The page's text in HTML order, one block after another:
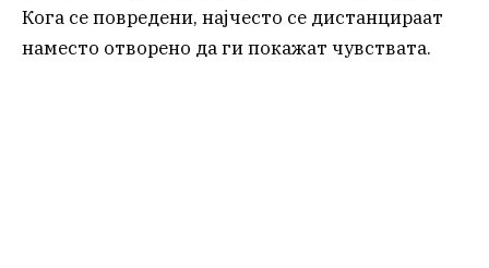
Кога се повредени, најчесто се дистанцираат
наместо отворено да ги покажат чувствата.